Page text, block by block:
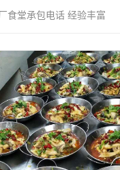
食堂承包电话 经验丰富